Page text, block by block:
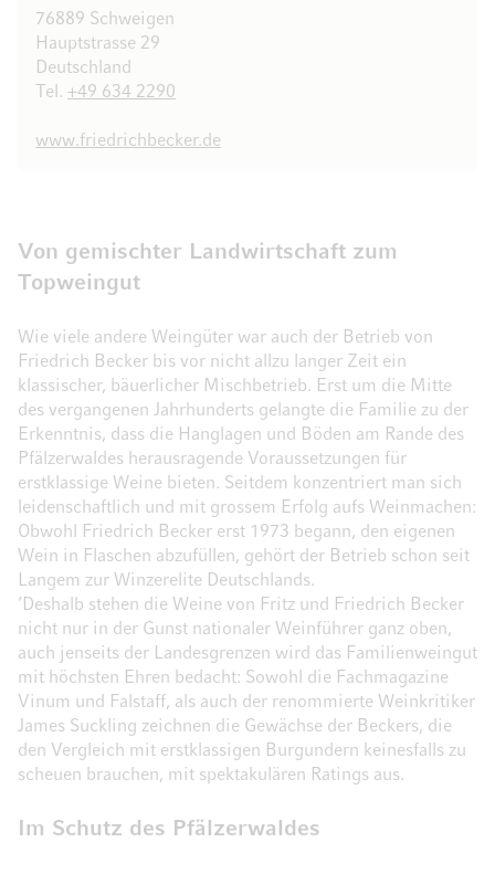
76889 Schweigen
Hauptstrasse 29
Deutschland
Tel. +49 634 2290
www.friedrichbecker.de
Von gemischter Landwirtschaft zum
Topweingut
Wie viele andere Weingüter war auch der Betrieb von
Friedrich Becker bis vor nicht allzu langer Zeit ein
klassischer, bäuerlicher Mischbetrieb. Erst um die Mitte
des vergangenen Jahrhunderts gelangte die Familie zu der
Erkenntnis, dass die Hanglagen und Böden am Rande des
Pfälzerwaldes herausragende Voraussetzungen für
erstklassige Weine bieten. Seitdem konzentriert man sich
leidenschaftlich und mit grossem Erfolg aufs Weinmachen:
Obwohl Friedrich Becker erst 1973 begann, den eigenen
Wein in Flaschen abzufüllen, gehört der Betrieb schon seit
Langem zur Winzerelite Deutschlands.
’Deshalb stehen die Weine von Fritz und Friedrich Becker
nicht nur in der Gunst nationaler Weinführer ganz oben,
auch jenseits der Landesgrenzen wird das Familienweingut
mit höchsten Ehren bedacht: Sowohl die Fachmagazine
Vinum und Falstaff, als auch der renommierte Weinkritiker
James Suckling zeichnen die Gewächse der Beckers, die
den Vergleich mit erstklassigen Burgundern keinesfalls zu
scheuen brauchen, mit spektakulären Ratings aus.
Im Schutz des Pfälzerwaldes